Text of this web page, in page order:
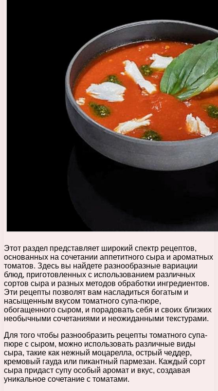
Этот раздел представляет широкий спектр рецептов,
основанных на сочетании аппетитного сыра и ароматных
томатов. Здесь вы найдете разнообразные вариации
блюд, приготовленных с использованием различных
сортов сыра и разных методов обработки ингредиентов.
Эти рецепты позволят вам насладиться богатым и
насыщенным вкусом томатного супа-пюре,
обогащенного сыром, и порадовать себя и своих близких
необычными сочетаниями и неожиданными текстурами.
Для того чтобы разнообразить рецепты томатного супа-
пюре с сыром, можно использовать различные виды
сыра, такие как нежный моцарелла, острый чеддер,
кремовый гауда или пикантный пармезан. Каждый сорт
сыра придаст супу особый аромат и вкус, создавая
уникальное сочетание с томатами.